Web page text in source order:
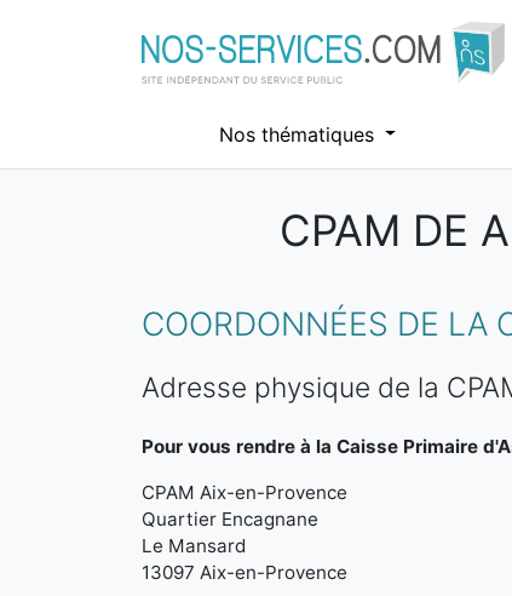
Nos thématiques
CPAM DE
COORDONNÉES DE LA
Adresse physique de la
Pour vous rendre à la Caisse Primaire
CPAM Aix-en-Provence
Quartier Encagnane
Le Mansard
13097 Aix-en-Provence